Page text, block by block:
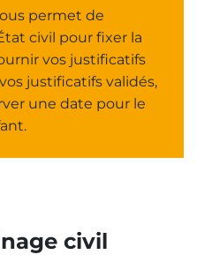
permet de
civil pour fixer la
vos justificatifs
justificatifs validés,
une date pour le
civil